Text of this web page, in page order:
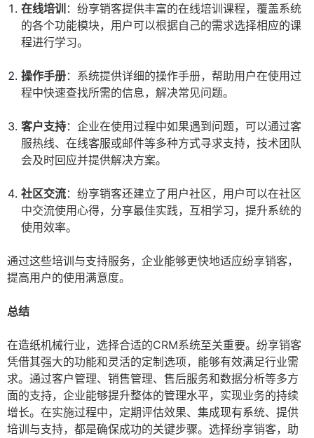
在线培训 ：纷享销客提供丰富的在线培训课程，覆盖系统
的各个功能模块，用户可以根据自己的需求选择相应的课
程进行学习。
操作手册：系统提供详细的操作手册，帮助用户在使用过
程中快速查找所需的信息，解决常见问题。
客户支持：企业在使用过程中如果遇到问题，可以通过客
服热线、在线客服或邮件等多种方式寻求支持，技术团队
会及时回应并提供解决方案。
社区交流：纷享销客还建立了用户社区，用户可以在社区
中交流使用心得，分享最佳实践，互相学习，提升系统的
使用效率。
通过这些培训与支持服务，企业能够更快地适应纷享销客，
提高用户的使用满意度。
总结
在造纸机械行业，选择合适的CRM系统至关重要。纷享销客
凭借其强大的功能和灵活的定制选项，能够有效满足行业需
求。通过客户管理、销售管理、售后服务和数据分析等多方
面的支持，企业能够提升整体的管理水平，实现业务的持续
增长。在实施过程中，定期评估效果、集成现有系统、提供
培训与支持，都是确保成功的关键步骤。选择纷享销客，助